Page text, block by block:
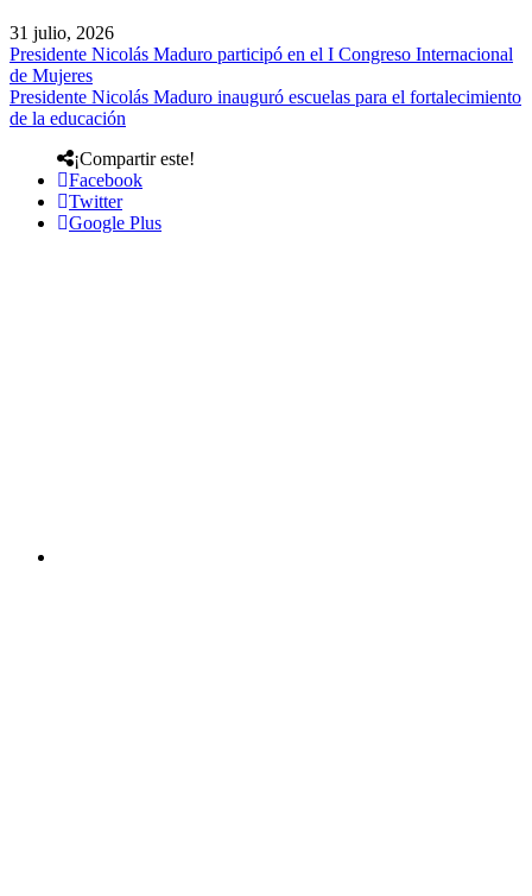
31 julio, 2026
Presidente Nicolás Maduro participó en el I Congreso Internacional
de Mujeres
Presidente Nicolás Maduro inauguró escuelas para el fortalecimiento
de la educación
¡Compartir este!
Facebook
Twitter
Google Plus